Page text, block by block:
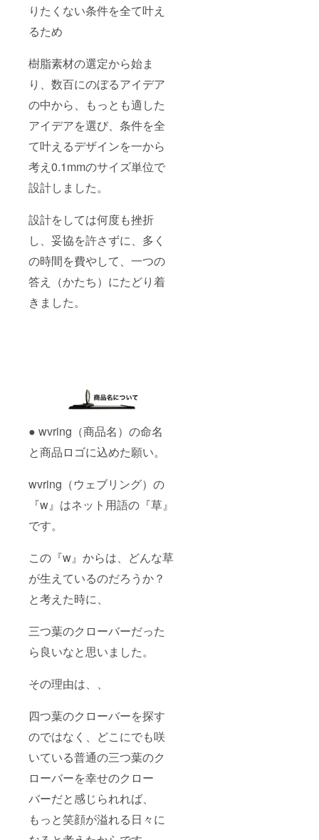
りたくない条件を全て叶え
るため
樹脂素材の選定から始ま
り、数百にのぼるアイデア
の中から、もっとも適した
アイデアを選び、条件を全
て叶えるデザインを一から
考え0.1mmのサイズ単位で
設計しました。
設計をしては何度も挫折
し、妥協を許さずに、多く
の時間を費やして、一つの
答え（かたち）にたどり着
きました。
● wvring（商品名）の命名
と商品ロゴに込めた願い。
wvring（ウェブリング）の
『w』はネット用語の『草』
です。
この『w』からは、どんな草
が生えているのだろうか？
と考えた時に、
三つ葉のクローバーだった
ら良いなと思いました。
その理由は、、
四つ葉のクローバーを探す
のではなく、どこにでも咲
いている普通の三つ葉のク
ローバーを幸せのクロー
バーだと感じられれば、
もっと笑顔が溢れる日々に